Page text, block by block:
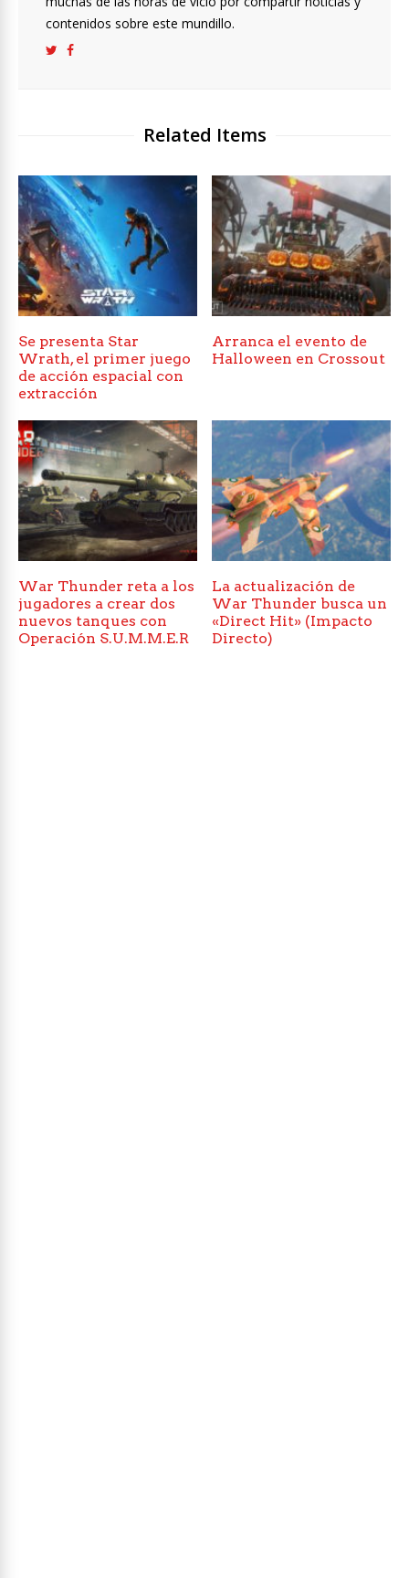
contenidos sobre este mundillo.
Related Items
Se presenta Star
Wrath, el primer juego
de acción espacial con
extracción
Arranca el evento de
Halloween en Crossout
War Thunder reta a los
jugadores a crear dos
nuevos tanques con
Operación S.U.M.M.E.R
La actualización de
War Thunder busca un
«Direct Hit» (Impacto
Directo)